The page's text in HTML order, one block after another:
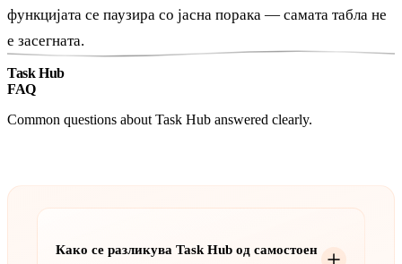
функцијата се паузира со јасна порака — самата табла не
е засегната.
Task Hub
FAQ
Common questions about Task Hub answered clearly.
Како се разликува Task Hub од самостоен